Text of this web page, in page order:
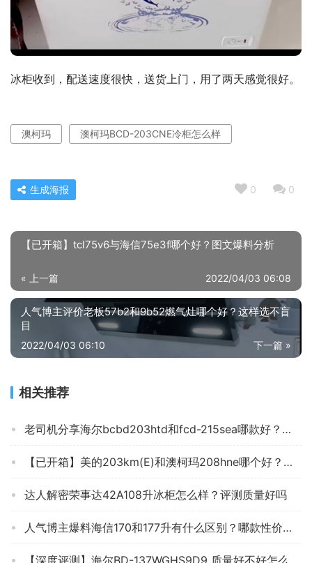
冰柜收到，配送速度很快，送货上门，用了两天感觉很好。
澳柯玛 澳柯玛BCD-203CNE冷柜怎么样
0 0
生成海报
【已开箱】tcl75v6与海信75e3f哪个好？图文爆料分析
« 上一篇 2022/04/03 06:08
人气博主评价老板57b2和9b52燃气灶哪个好？这样选不盲
目
下一篇 »
2022/04/03 06:10
相关推荐
老司机分享海尔bcbd203htd和fcd-215sea哪款好？深度剖析功能区别
【已开箱】美的203km(E)和澳柯玛208hne哪个好？评测解读该怎么选
达人解密荣事达42A108升冰柜怎么样？评测质量好吗
人气博主爆料海信170和177升有什么区别？哪款性价比更好